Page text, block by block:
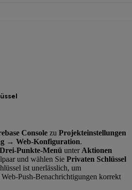
Console zu Projekteinstellungen
→ Web-Konfiguration.
Drei-Punkte-Menü unter Aktionen
und wählen Sie Privaten Schlüssel
ist unerlässlich, um
Web-Push-Benachrichtigungen korrekt